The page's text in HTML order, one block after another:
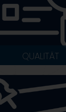
QUALITÄT